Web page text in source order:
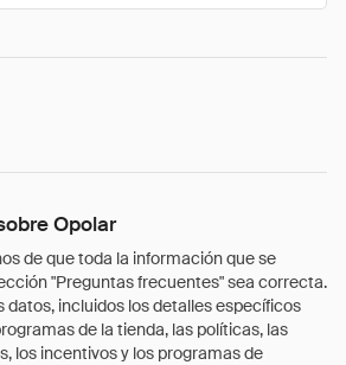
Opolar
de que toda la información que se
"Preguntas frecuentes" sea correcta.
datos, incluidos los detalles específicos
de la tienda, las políticas, las
los incentivos y los programas de